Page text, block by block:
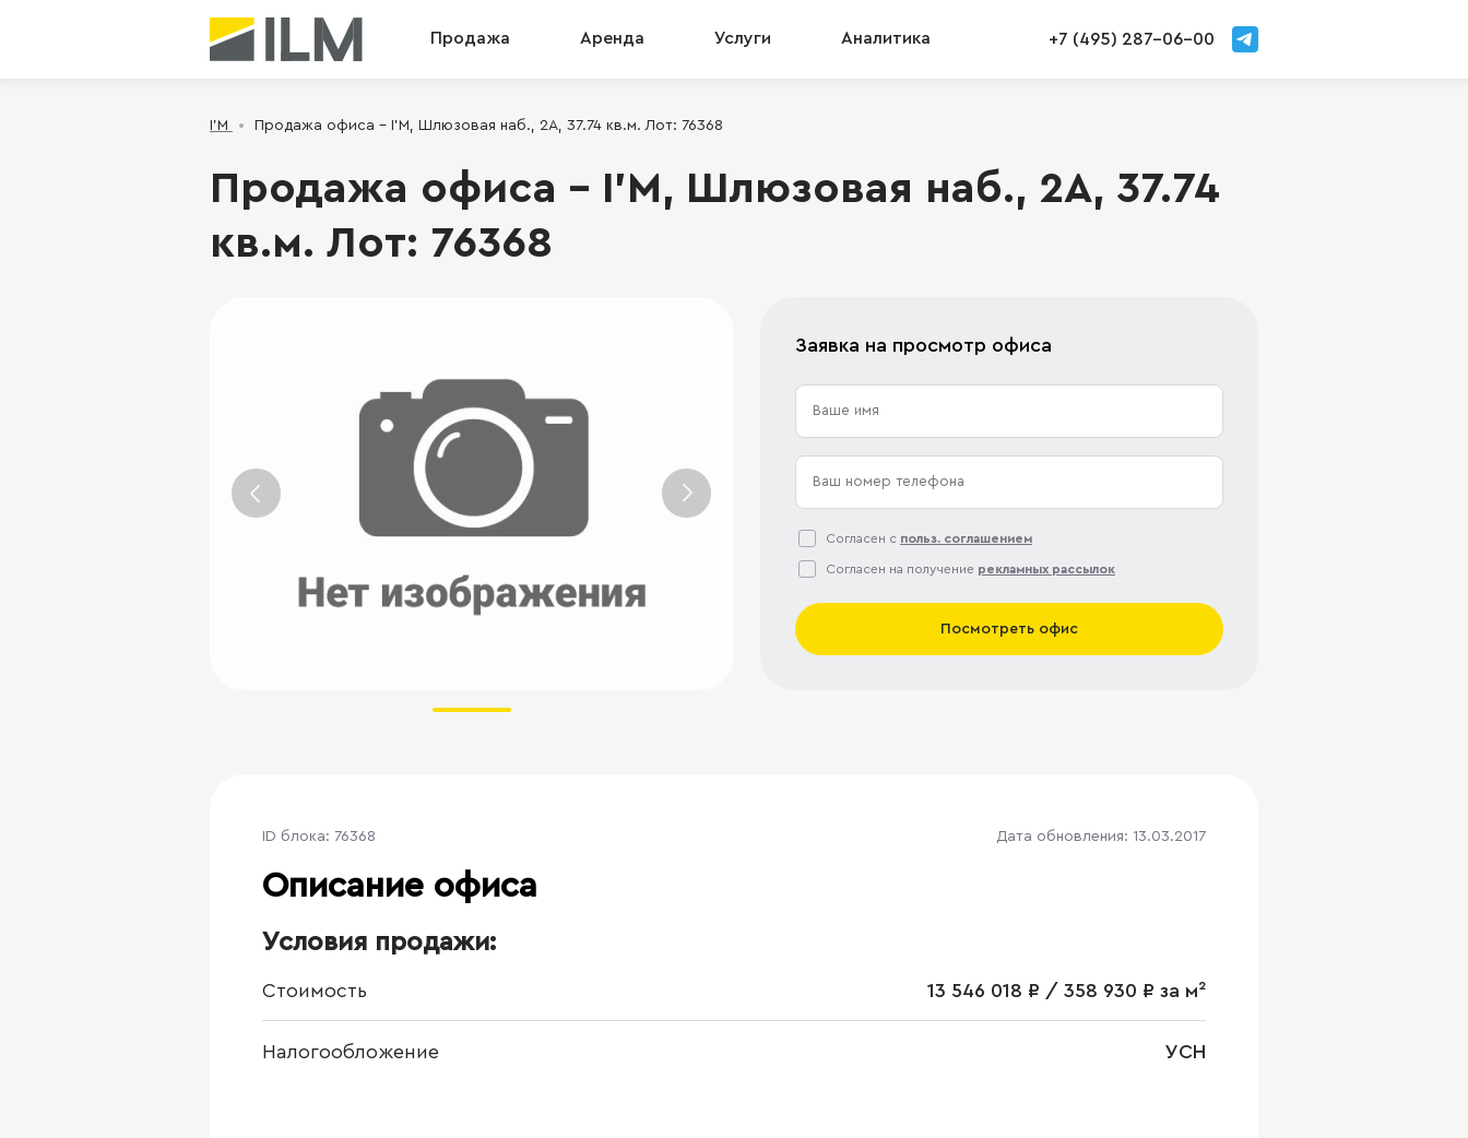
Продажа Аренда Услуги Аналитика +7 (495) 287-06-00
I’M Продажа офиса - I’M, Шлюзовая наб., 2А, 37.74 кв.м. Лот: 76368
Продажа офиса - I’M, Шлюзовая наб., 2А, 37.74
кв.м. Лот: 76368
Заявка на просмотр офиса
Согласен с польз. соглашением
Согласен на получение рекламных рассылок
Посмотреть офис
ID блока: 76368 Дата обновления: 13.03.2017
Описание офиса
Условия продажи:
Стоимость 13 546 018 ₽ / 358 930 ₽ за м²
Налогообложение УСН